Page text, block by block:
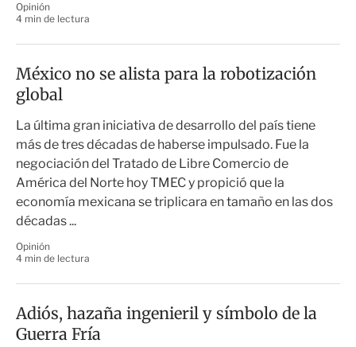
Opinión
4 min de lectura
México no se alista para la robotización
global
La última gran iniciativa de desarrollo del país tiene
más de tres décadas de haberse impulsado. Fue la
negociación del Tratado de Libre Comercio de
América del Norte hoy TMEC y propició que la
economía mexicana se triplicara en tamaño en las dos
décadas ...
Opinión
4 min de lectura
Adiós, hazaña ingenieril y símbolo de la
Guerra Fría